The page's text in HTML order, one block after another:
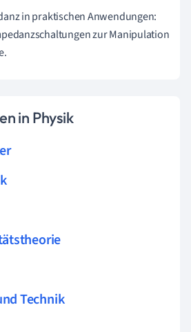
in praktischen Anwendungen:
zur Manipulation
in Physik
Technik